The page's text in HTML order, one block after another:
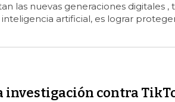
las nuevas generaciones digitales ,
artificial, es lograr
investigación contra